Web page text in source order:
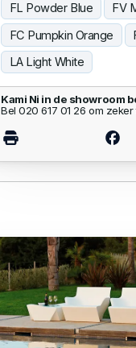
FL Powder Blue
FV
FC Pumpkin Orange
LA Light White
Kami Ni in de showroom
Bel 020 617 01 26 om